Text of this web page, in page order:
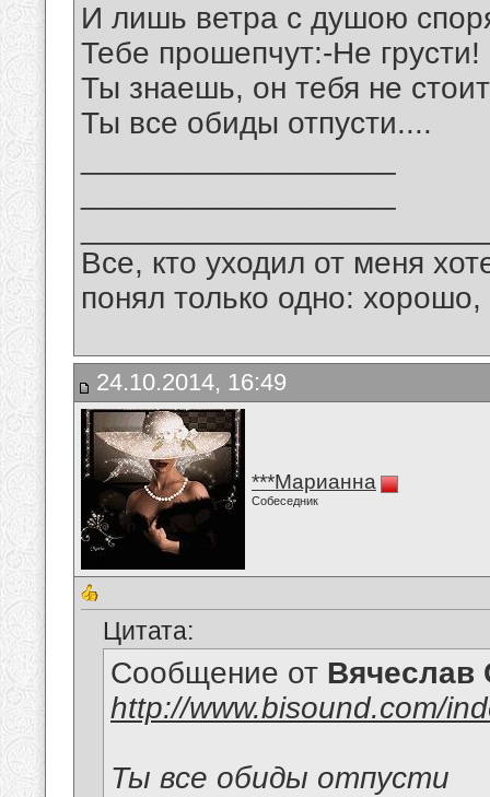
И лишь ветра с душою
Тебе прошепчут:-Не грусти!
Ты знаешь, он тебя не стоит
Ты все обиды отпусти....
Все, кто уходил от меня
понял только одно:
24.10.2014, 16:49
***Марианна
Собеседник
Цитата:
Сообщение от Вячеслав
http://www.bisound.com/
Ты все обиды отпусти